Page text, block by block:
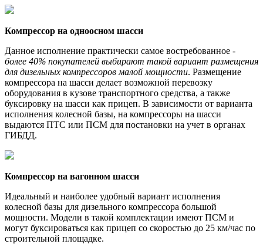
Компрессор на одноосном шасси
Данное исполнение практически самое востребованное -
более 40% покупателей выбирают такой вариант размещения
для дизельных компрессоров малой мощности. Размещение
компрессора на шасси делает возможной перевозку
оборудования в кузове транспортного средства, а также
буксировку на шасси как прицеп. В зависимости от варианта
исполнения колесной базы, на компрессоры на шасси
выдаются ПТС или ПСМ для постановки на учет в органах
ГИБДД.
Компрессор на вагонном шасси
Идеальный и наиболее удобный вариант исполнения
колесной базы для дизельного компрессора большой
мощности. Модели в такой комплектации имеют ПСМ и
могут буксироваться как прицеп со скоростью до 25 км/час по
строительной площадке.